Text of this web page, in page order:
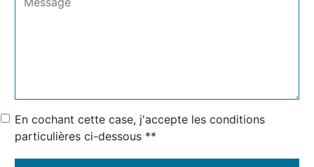
En cochant cette case, j'accepte les conditions
particulières ci-dessous **